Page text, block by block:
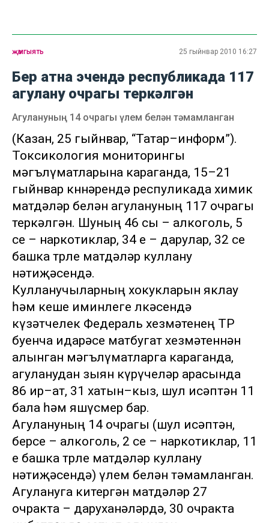
җәмгыять 25 гыйнвар 2010 16:27
Бер атна эчендә республикада 117
агулану очрагы теркәлгән
Агулануның 14 очрагы үлем белән тәмамланган
(Казан, 25 гыйнвар, “Татар–информ”).
Токсикология мониторингы
мәгълүматларына караганда, 15–21
гыйнвар көннәрендә респуликада химик
матдәләр белән агулануның 117 очрагы
теркәлгән. Шуның 46 сы – алкоголь, 5
се – наркотиклар, 34 е – дарулар, 32 се
башка төрле матдәләр куллану
нәтиҗәсендә.
Кулланучыларның хокукларын яклау
һәм кеше иминлеге өлкәсендә
күзәтчелек Федераль хезмәтенең ТР
буенча идарәсе матбугат хезмәтеннән
алынган мәгълүматларга караганда,
агуланудан зыян күрүчеләр арасында
86 ир–ат, 31 хатын–кыз, шул исәптән 11
бала һәм яшүсмер бар.
Агулануның 14 очрагы (шул исәптән,
берсе – алкоголь, 2 се – наркотиклар, 11
е башка төрле матдәләр куллану
нәтиҗәсендә) үлем белән тәмамланган.
Агулануга китергән матдәләр 27
очракта – даруханәләрдә, 30 очракта